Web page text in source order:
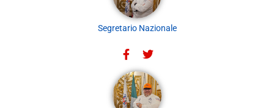
Segretario Nazionale